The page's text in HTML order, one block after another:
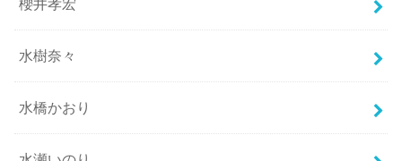
櫻井孝宏
水樹奈々
水橋かおり